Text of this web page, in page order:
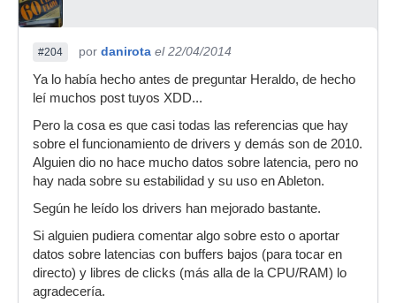
#204 por danirota el 22/04/2014
Ya lo había hecho antes de preguntar Heraldo, de hecho
leí muchos post tuyos XDD...
Pero la cosa es que casi todas las referencias que hay
sobre el funcionamiento de drivers y demás son de 2010.
Alguien dio no hace mucho datos sobre latencia, pero no
hay nada sobre su estabilidad y su uso en Ableton.
Según he leído los drivers han mejorado bastante.
Si alguien pudiera comentar algo sobre esto o aportar
datos sobre latencias con buffers bajos (para tocar en
directo) y libres de clicks (más alla de la CPU/RAM) lo
agradecería.